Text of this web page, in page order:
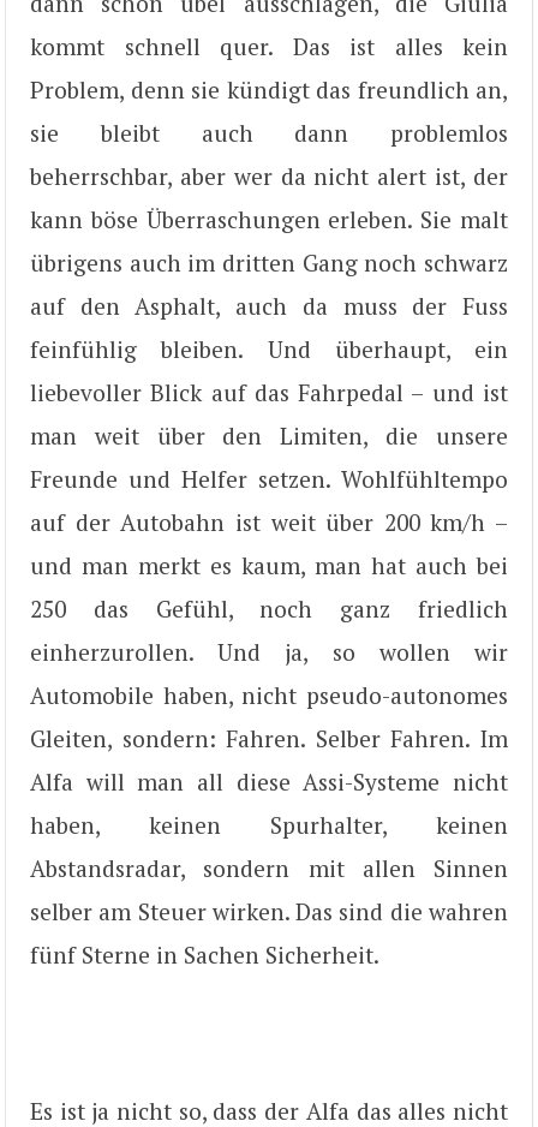
kommt schnell quer. Das ist alles kein
Problem, denn sie kündigt das freundlich an,
sie bleibt auch dann problemlos
beherrschbar, aber wer da nicht alert ist, der
kann böse Überraschungen erleben. Sie malt
übrigens auch im dritten Gang noch schwarz
auf den Asphalt, auch da muss der Fuss
feinfühlig bleiben. Und überhaupt, ein
liebevoller Blick auf das Fahrpedal – und ist
man weit über den Limiten, die unsere
Freunde und Helfer setzen. Wohlfühltempo
auf der Autobahn ist weit über 200 km/h –
und man merkt es kaum, man hat auch bei
250 das Gefühl, noch ganz friedlich
einherzurollen. Und ja, so wollen wir
Automobile haben, nicht pseudo-autonomes
Gleiten, sondern: Fahren. Selber Fahren. Im
Alfa will man all diese Assi-Systeme nicht
haben, keinen Spurhalter, keinen
Abstandsradar, sondern mit allen Sinnen
selber am Steuer wirken. Das sind die wahren
fünf Sterne in Sachen Sicherheit.
Es ist ja nicht so, dass der Alfa das alles nicht